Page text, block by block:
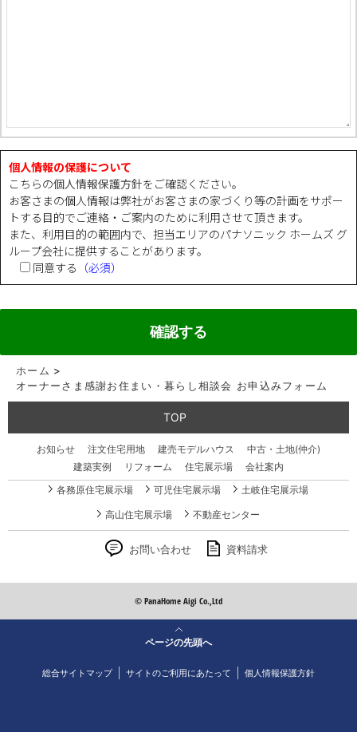
個人情報の保護について
こちらの個人情報保護方針をご確認ください。
お客さまの個人情報は弊社がお客さまの家づくり等の計画をサポー
トする目的でご連絡・ご案内のために利用させて頂きます。
また、利用目的の範囲内で、担当エリアのパナソニック ホームズ グ
ループ会社に提供することがあります。
同意する （必須）
ホーム >
オーナーさま感謝お住まい・暮らし相談会 お申込みフォーム
TOP
お知らせ 注文住宅用地 建売モデルハウス
中古・土地(仲介)
建築実例
リフォーム 住宅展示場
会社案内
各務原住宅展示場
可児住宅展示場 土岐住宅展示場
高山住宅展示場 不動産センター
お問い合わせ 資料請求
© PanaHome Aigi Co.,Ltd
ページの先頭へ
総合サイトマップ サイトのご利用にあたって 個人情報保護方針